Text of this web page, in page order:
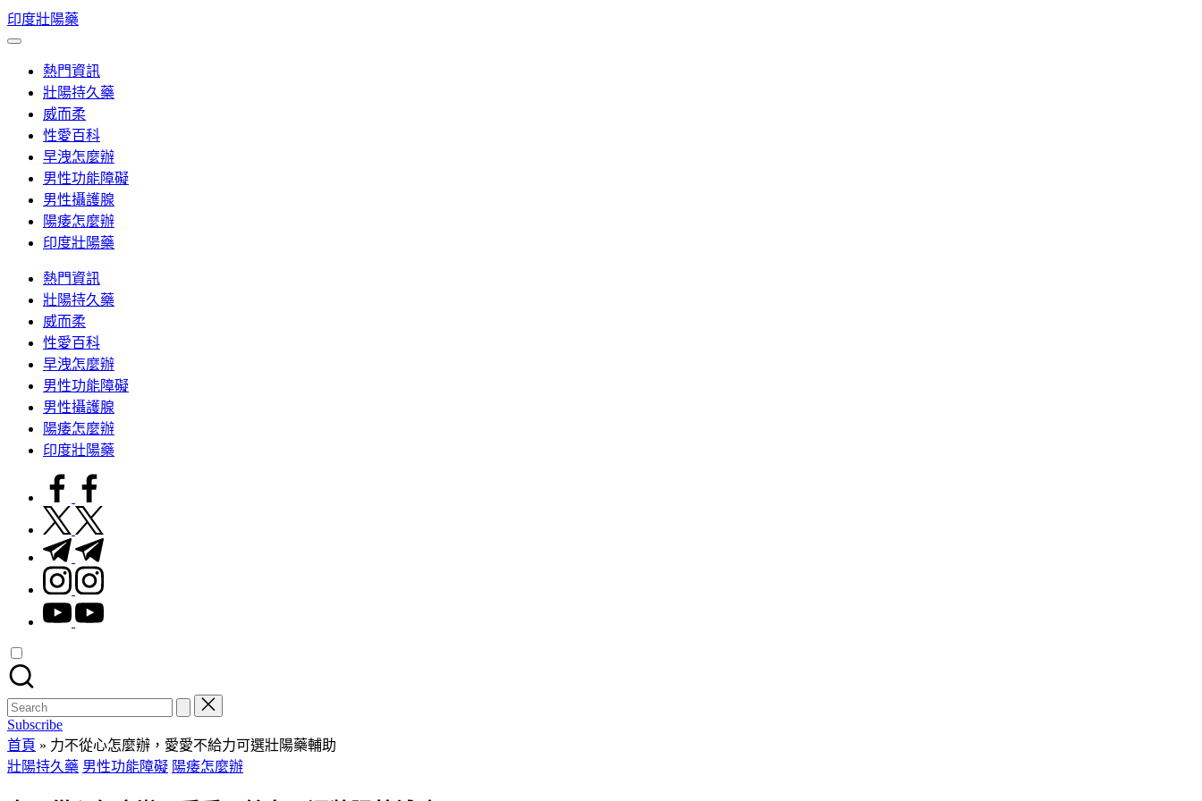
Skip
to
content
印度壯陽藥
熱門資訊
壯陽持久藥
威而柔
性愛百科
早洩怎麼辦
男性功能障礙
男性攝護腺
陽痿怎麼辦
印度壯陽藥
熱門資訊
壯陽持久藥
威而柔
性愛百科
早洩怎麼辦
男性功能障礙
男性攝護腺
陽痿怎麼辦
印度壯陽藥
facebook.com
twitter.com
t.me
instagram.com
youtube.com
Search
for:
Subscribe
首頁 » 力不從心怎麼辦，愛愛不給力可選壯陽藥輔助
Posted
in
壯陽持久藥 男性功能障礙 陽痿怎麼辦